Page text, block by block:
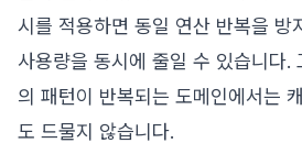
시를 적용하면 동일 연산 반복을 방
사용량을 동시에 줄일 수 있습니다.
의 패턴이 반복되는 도메인에서는
도 드물지 않습니다.